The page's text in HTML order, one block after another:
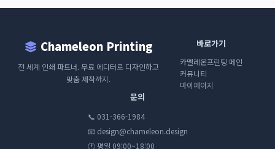
Chameleon Printing
전 세계 인쇄 파트너. 무료 에디터로 디자인하고
맞춤 제작까지.
바로가기
카멜레온프린팅 메인
커뮤니티
마이페이지
문의
📞 031-366-1984
📧 design@chameleon.design
🕐 평일 09:00~18:00